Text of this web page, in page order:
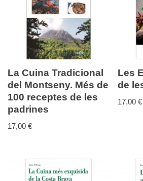
La Cuina Tradicional
del Montseny. Més de
100 receptes de les
padrines
17,00 €
Les
de
17,00€